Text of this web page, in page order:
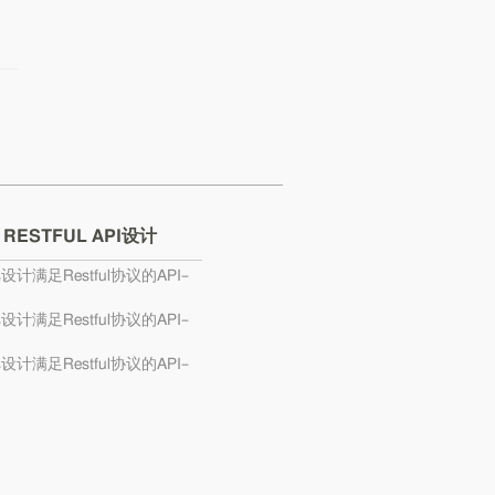
API设计
计满足Restful协议的API–
计满足Restful协议的API–
计满足Restful协议的API–